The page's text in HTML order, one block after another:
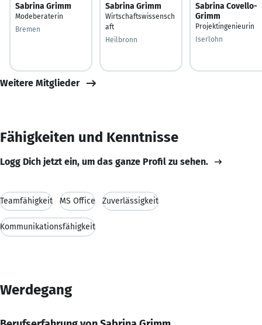
Sabrina Grimm
Modeberaterin
Bremen
Sabrina Grimm
Wirtschaftswissensch
aft
Heilbronn
Sabrina Covello-
Grimm
Projektingenieurin
Iserlohn
Weitere Mitglieder
Fähigkeiten und Kenntnisse
Logg Dich jetzt ein, um das ganze Profil zu sehen.
Teamfähigkeit MS Office Zuverlässigkeit
Kommunikationsfähigkeit
Werdegang